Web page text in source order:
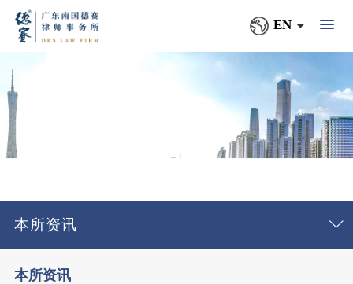
EN
本所资讯
本所资讯